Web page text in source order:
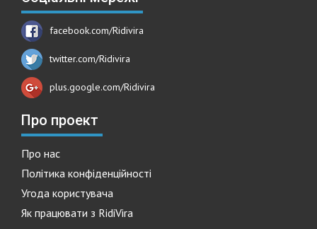
facebook.com/Ridivira
twitter.com/Ridivira
plus.google.com/Ridivira
Про проект
Про нас
Політика конфіденційності
Угода користувача
Як працювати з RidiVira